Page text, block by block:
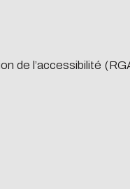
de l’accessibilité